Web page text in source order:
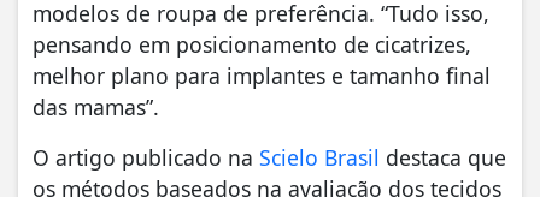
modelos de roupa de preferência. “Tudo isso,
pensando em posicionamento de cicatrizes,
melhor plano para implantes e tamanho final
das mamas”.
O artigo publicado na Scielo Brasil destaca que
os métodos baseados na avaliação dos tecidos